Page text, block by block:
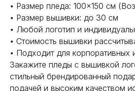
• Размер пледа: 100×150 см
• Размер вышивки: до 30 см
• Любой логотип и
• Стоимость вышивки
• Подходит для корпоративных
Закажите пледы с вышивкой
стильный брендированный
подачей и высоким качеством